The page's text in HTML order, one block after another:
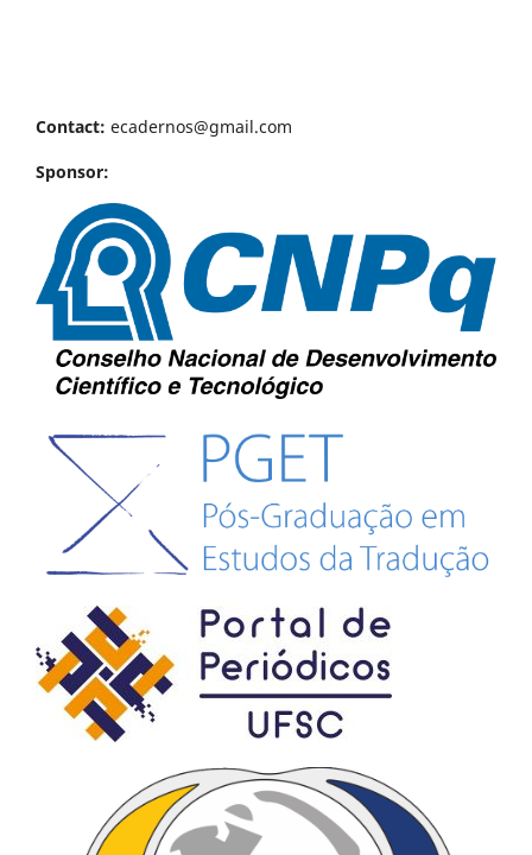
Contact: ecadernos@gmail.com
Sponsor: